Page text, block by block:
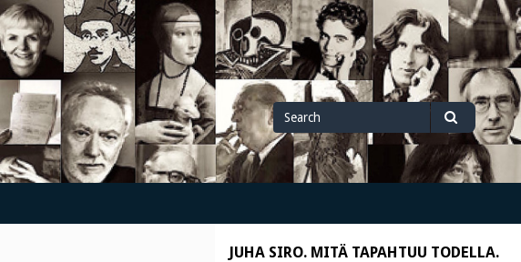
Search
for
Search
JUHA SIRO. MITÄ TAPAHTUU TODELLA.